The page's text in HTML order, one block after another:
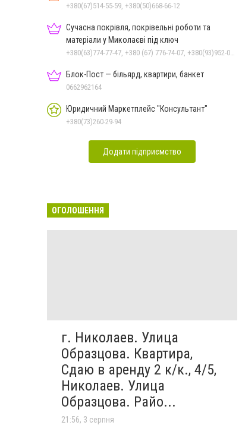
+380(67)514-55-59, +380(50)668-66-12
Сучасна покрівля, покрівельні роботи та
матеріали у Миколаєві під ключ
Блок-Пост — більярд, квартири, банкет
0662962164
Юридичний Маркетплейс "Консультант"
+380(73)260-29-94
Додати підприємство
ОГОЛОШЕННЯ
г. Николаев. Улица
Образцова. Квартира,
Сдаю в аренду 2 к/к., 4/5,
Николаев. Улица
Образцова. Райо...
21:56, 3 серпня